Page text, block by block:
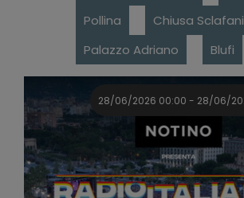
Pollina
Chiusa Sclafani
Palazzo Adriano
Blufi
28/06/2026 00:00 - 28/06/